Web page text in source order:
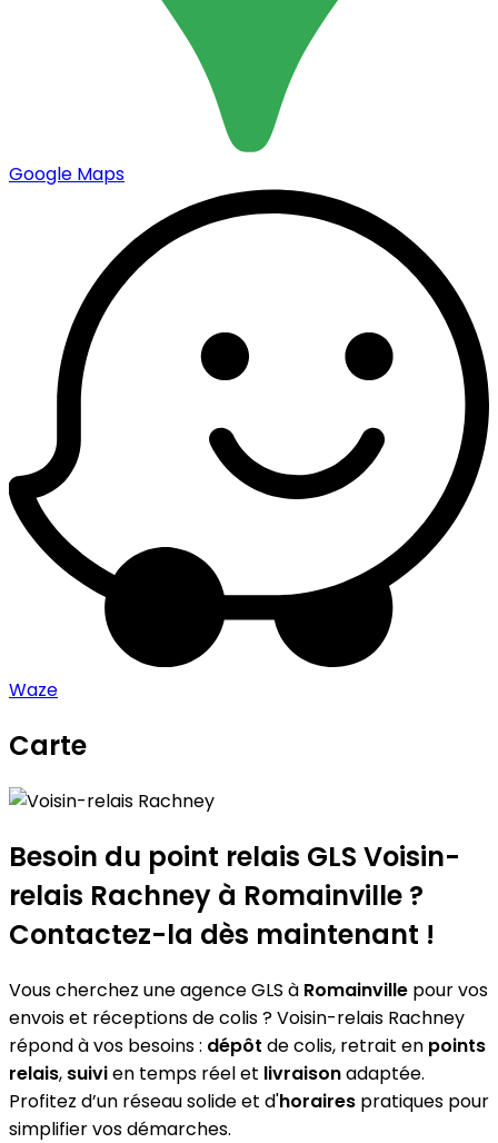
Google Maps
Waze
Carte
Voisin-relais Rachney
+
−
Besoin du point relais GLS Voisin-
relais Rachney à Romainville ?
Contactez-la dès maintenant !
Vous cherchez une agence GLS à Romainville pour vos
envois et réceptions de colis ? Voisin-relais Rachney
répond à vos besoins : dépôt de colis, retrait en points
relais, suivien temps réel et livraisonadaptée.
Profitez d’un réseau solide et d'horaires pratiques pour
simplifier vos démarches.